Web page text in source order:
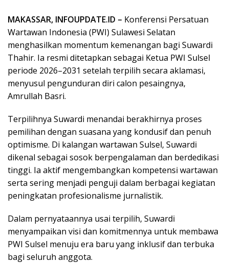
MAKASSAR, INFOUPDATE.ID – Konferensi Persatuan
Wartawan Indonesia (PWI) Sulawesi Selatan
menghasilkan momentum kemenangan bagi Suwardi
Thahir. Ia resmi ditetapkan sebagai Ketua PWI Sulsel
periode 2026–2031 setelah terpilih secara aklamasi,
menyusul pengunduran diri calon pesaingnya,
Amrullah Basri.
Terpilihnya Suwardi menandai berakhirnya proses
pemilihan dengan suasana yang kondusif dan penuh
optimisme. Di kalangan wartawan Sulsel, Suwardi
dikenal sebagai sosok berpengalaman dan berdedikasi
tinggi. Ia aktif mengembangkan kompetensi wartawan
serta sering menjadi penguji dalam berbagai kegiatan
peningkatan profesionalisme jurnalistik.
Dalam pernyataannya usai terpilih, Suwardi
menyampaikan visi dan komitmennya untuk membawa
PWI Sulsel menuju era baru yang inklusif dan terbuka
bagi seluruh anggota.